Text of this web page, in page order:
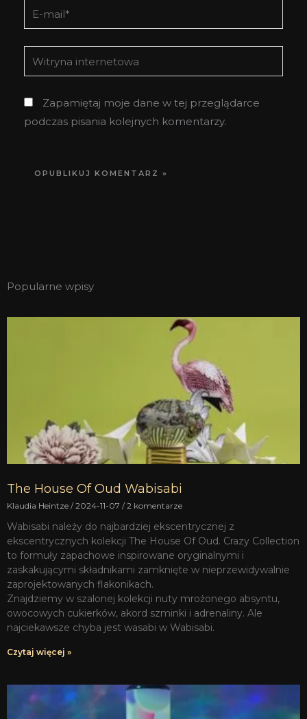
E-
mail*
Witryna
internetowa
Zapamiętaj moje dane w tej przeglądarce
podczas pisania kolejnych komentarzy.
Popularne wpisy
The House Of Oud Wabisabi
Klaudia Heintze 2024-11-07 2 komentarze
Wabisabi należy do najbardziej ekscentrycznej z
ekscentrycznych kolekcji The House Of Oud. Crazy Collection
to formuły zapachowe inspirowane oryginalnymi i
zaskakującymi składnikami zamknięte w nieprzewidywalnie
zaprojektowanych flakonikach.
Znajdziemy w szalonej kolekcji nuty mrożonego absyntu,
owocowych cukierków, akord szminki i adrenaliny. Ale
najciekawsze chyba jest wasabi w Wabisabi.
Czytaj więcej »